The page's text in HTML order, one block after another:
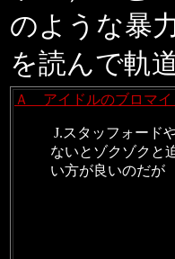
のような暴
を読んで軌
Ａ アイドルのブロマイ
J.スタッフォード
ないとゾクゾクと
い方が良いのだが